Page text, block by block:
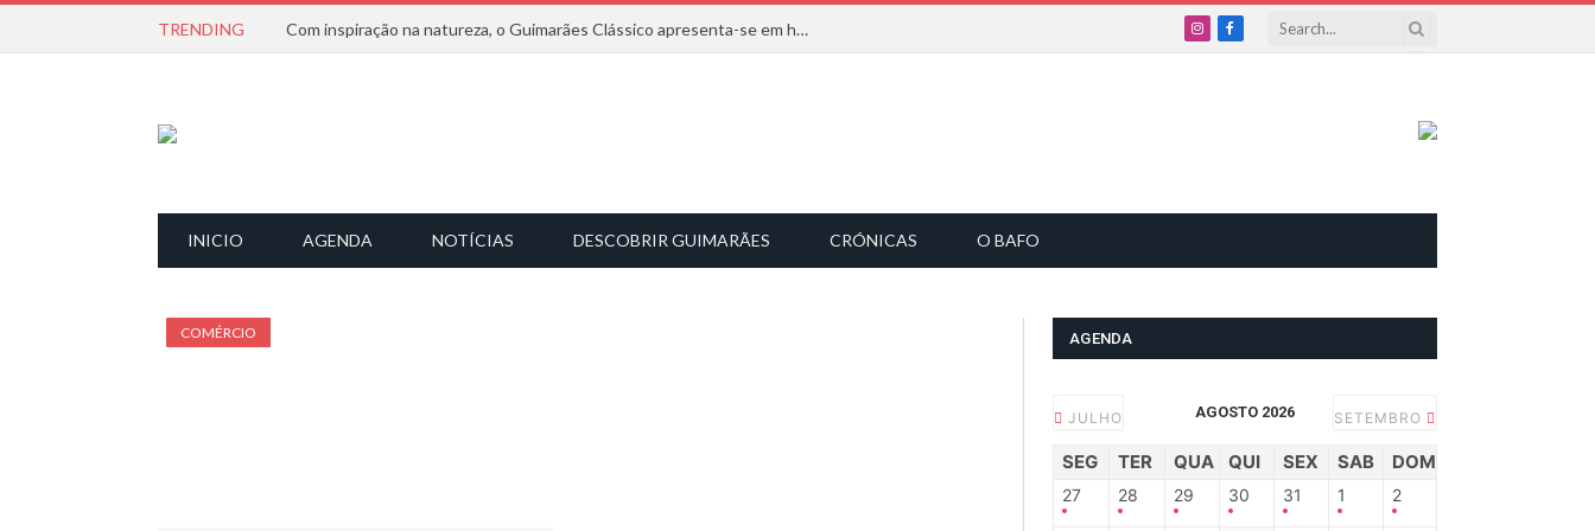
TRENDING Com inspiração na natureza, o Guimarães Clássico apresenta-se em harmonia musical
InstagramFacebook
INICIO AGENDA NOTÍCIAS DESCOBRIR GUIMARÃES CRÓNICAS O BAFO
COMÉRCIO AGENDA
JULHO AGOSTO 2026 SETEMBRO
SEG TER QUA QUI SEX SAB DOM
27 28 29 30 31 1 2